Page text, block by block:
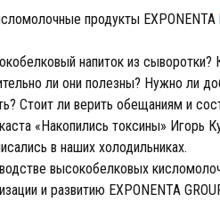
продукты EXPONENTA
напиток из
ли они полезны? Нужно ли
Стоит ли верить обещаниям и
«Накопились токсины» Игорь
в наших холодильниках.
высокобелковых
и развитию EXPONENTA